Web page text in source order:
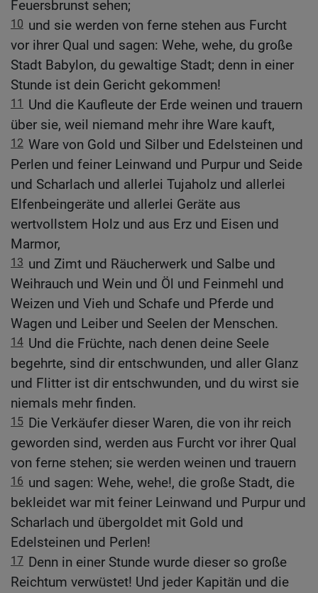
Feuersbrunst sehen;
10 und sie werden von ferne stehen aus Furcht
vor ihrer Qual und sagen: Wehe, wehe, du große
Stadt Babylon, du gewaltige Stadt; denn in einer
Stunde ist dein Gericht gekommen!
11
Und die Kaufleute der Erde weinen und trauern
über sie, weil niemand mehr ihre Ware kauft,
12 Ware von Gold und Silber und Edelsteinen und
Perlen und feiner Leinwand und Purpur und Seide
und Scharlach und allerlei Tujaholz und allerlei
Elfenbeingeräte und allerlei Geräte aus
wertvollstem Holz und aus Erz und Eisen und
Marmor,
13 und Zimt und Räucherwerk und Salbe und
Weihrauch und Wein und Öl und Feinmehl und
Weizen und Vieh und Schafe und Pferde und
Wagen und Leiber und Seelen der Menschen.
14 Und die Früchte, nach denen deine Seele
begehrte, sind dir entschwunden, und aller Glanz
und Flitter ist dir entschwunden, und du wirst sie
niemals mehr finden.
15 Die Verkäufer dieser Waren, die von ihr reich
geworden sind, werden aus Furcht vor ihrer Qual
von ferne stehen; sie werden weinen und trauern
16 und sagen: Wehe, wehe!, die große Stadt, die
bekleidet war mit feiner Leinwand und Purpur und
Scharlach und übergoldet mit Gold und
Edelsteinen und Perlen!
17 Denn in einer Stunde wurde dieser so große
Reichtum verwüstet! Und jeder Kapitän und die